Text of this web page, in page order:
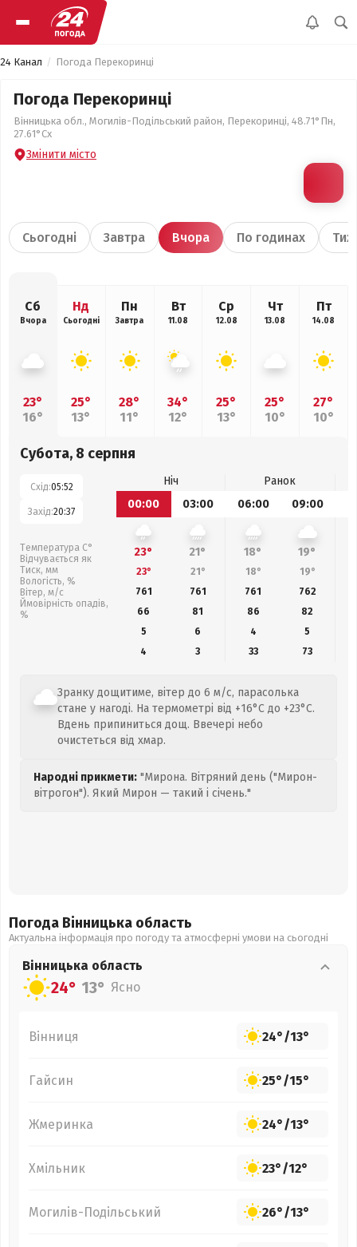
24 Канал Погода Перекоринці
Погода Перекоринці
Вінницька обл., Могилів-Подільський район, Перекоринці, 48.71°Пн,
27.61°Сх
Змінити місто
Сьогодні Завтра Вчора По годинах
Сб
Вчора
23°
16°
Нд
Сьогодні
25°
13°
Пн
Завтра
28°
11°
Вт
11.08
34°
12°
Ср
12.08
25°
13°
Чт
13.08
25°
10°
Пт
14.08
27°
10°
Субота, 8 серпня
Схід:05:52
Захід:20:37
Температура С°
Відчувається як
Тиск, мм
Вологість, %
Вітер, м/с
Ймовірність опадів,
%
Ніч
Ранок
00:00
03:00 06:00 09:00
23° 21° 18° 19°
23° 21° 18° 19°
761
761 761 762
66
81 86
82
5
6 4
5
4
3 33 73
Зранку дощитиме, вітер до 6 м/с, парасолька
стане у нагоді. На термометрі від +16°C до +23°C.
Вдень припиниться дощ. Ввечері небо
очистеться від хмар.
Народні прикмети: "Мирона. Вітряний день ("Мирон-
вітрогон"). Який Мирон — такий і січень."
Погода Вінницька область
Актуальна інформація про погоду та атмосферні умови на сьогодні
Вінницька область
24° 13° Ясно
Вінниця 24°/13°
Гайсин 25°/15°
Жмеринка 24°/13°
Хмільник 23°/12°
Могилів-Подільський 26°/13°